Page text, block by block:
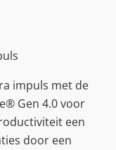
impuls met de
Gen 4.0 voor
een
door een